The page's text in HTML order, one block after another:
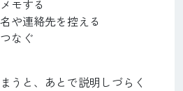
モする
や連絡先を控える
なぐ
うと、あとで説明しづらく